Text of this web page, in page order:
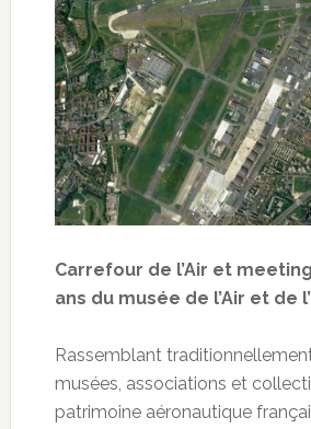
Carrefour de l’Air et
ans du musée de l’Air et de
Rassemblant
musées, associations et
patrimoine aéronautique